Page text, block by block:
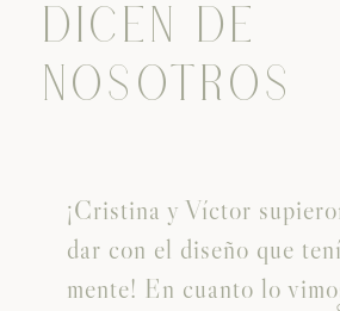
DICEN DE
NOSOTROS
¡Cristina y Víctor
dar con el diseño que
mente! En cuanto lo